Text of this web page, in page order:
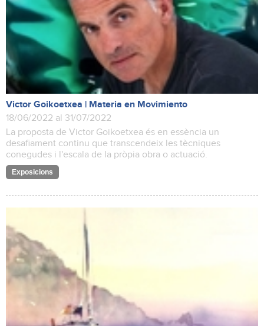
Victor Goikoetxea | Materia en Movimiento
18/06/2022 al 31/07/2022
La proposta de Victor Goikoetxea és en essència un
desafiament continu que transcendeix les tècniques
conegudes i l'escala de la pròpia obra o actuació.
Exposicions